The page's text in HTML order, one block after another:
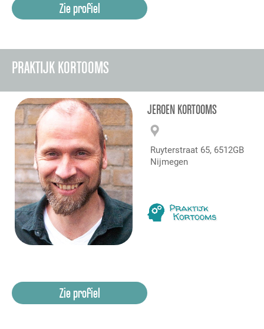
Zie profiel
PRAKTIJK KORTOOMS
JEROEN KORTOOMS
Ruyterstraat 65, 6512GB
Nijmegen
Zie profiel